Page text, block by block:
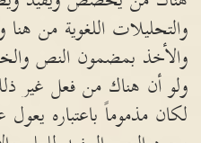
والتحليلات اللغوية من
والأخذ بمضمون النص
ولو أن هناك من فعل غير
لكان مذموماً باعتباره